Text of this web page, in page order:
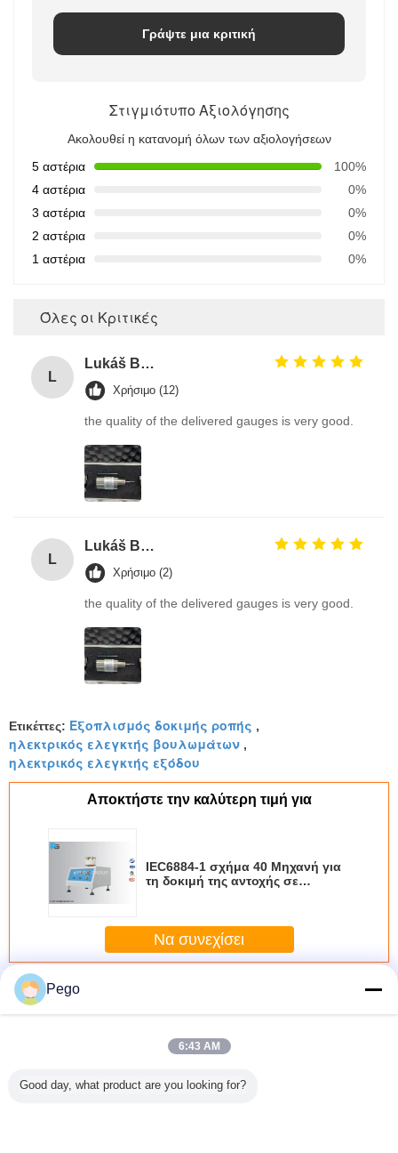
Γράψτε μια κριτική
Στιγμιότυπο Αξιολόγησης
Ακολουθεί η κατανομή όλων των αξιολογήσεων
5 αστέρια
100%
4 αστέρια
0%
3 αστέρια
0%
2 αστέρια
0%
1 αστέρια
0%
Όλες οι Κριτικές
L
Lukáš Burda
Χρήσιμο (12)
the quality of the delivered gauges is very good.
L
Lukáš Burda
Χρήσιμο (2)
the quality of the delivered gauges is very good.
Ετικέττες: Εξοπλισμός δοκιμής ροπής ,
ηλεκτρικός ελεγκτής βουλωμάτων ,
ηλεκτρικός ελεγκτής εξόδου
Αποκτήστε την καλύτερη τιμή για
IEC6884-1 σχήμα 40 Μηχανή για
τη δοκιμή της αντοχής σε
των πλέκων
Να συνεχίσει
Περισσότεροι
30
Διαφορετικοί
Υλική 50 Hz
Pego
6:43 AM
Good day, what product are you looking for?